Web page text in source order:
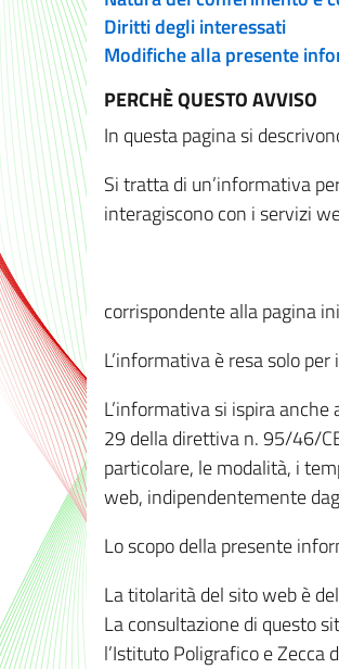
Diritti degli interessati
Modifiche alla presente
PERCHÈ QUESTO AVVISO
In questa pagina si
Si tratta di un’informativa
interagiscono con i servizi
corrispondente alla pagina
L’informativa è resa solo
L’informativa si ispira
29 della direttiva n. 95/46/
particolare, le modalità, i
web, indipendentemente
Lo scopo della presente
La titolarità del sito web è
La consultazione di questo
l’Istituto Poligrafico e Zecca